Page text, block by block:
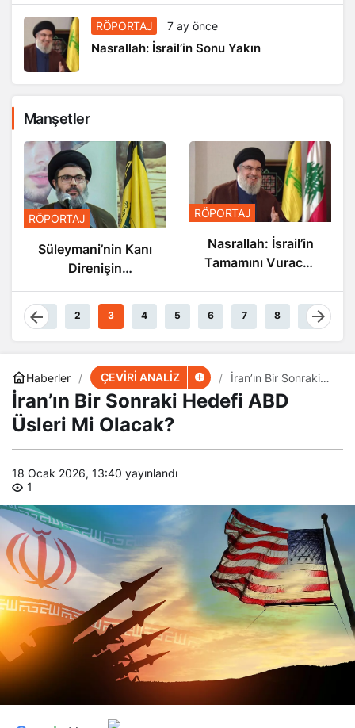
RÖPORTAJ 7 ay önce
Nasrallah: İsrail’in Sonu Yakın
Manşetler
RÖPORTAJ
Nasrallah: İsrail’in
Tamamını Vuracak
Güçteyiz
RÖPORTAJ
Nasrallah: İsrail’in
Sonu Yakın
1 2 3 4 5 6 7 8 9
Haberler ÇEVİRİ ANALİZ
İran’ın Bir Sonraki
Hedefi ABD Üsleri
Mi Olacak?
İran’ın Bir Sonraki Hedefi ABD
Üsleri Mi Olacak?
18 Ocak 2026, 13:40 yayınlandı
1